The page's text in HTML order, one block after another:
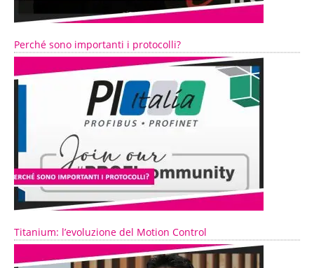
Perché sono importanti i protocolli?
Titanium: l’evoluzione del Motion Control